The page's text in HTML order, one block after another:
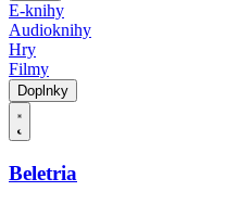
E-knihy
Audioknihy
Hry
Filmy
Doplnky
Beletria